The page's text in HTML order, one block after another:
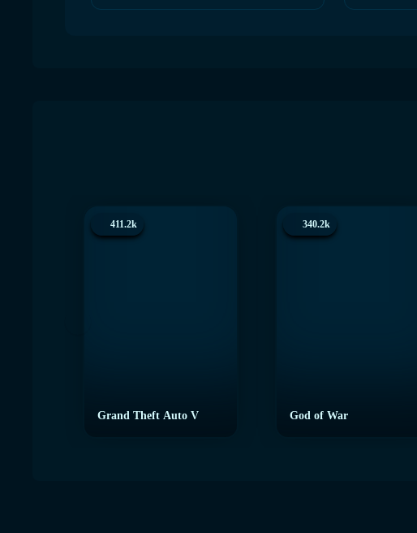
411.2k
Grand Theft Auto V
340.2k
God of War